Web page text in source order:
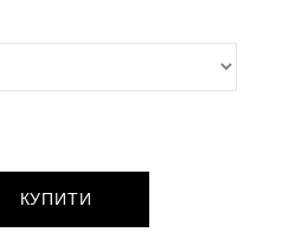
КУПИТИ